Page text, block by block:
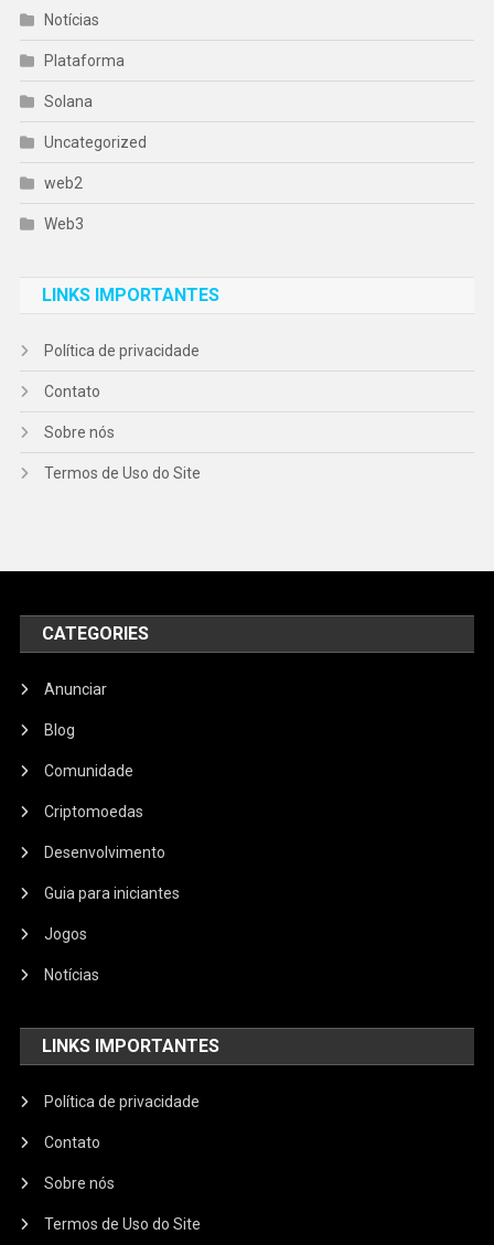
Notícias
Plataforma
Solana
Uncategorized
web2
Web3
LINKS IMPORTANTES
Política de privacidade
Contato
Sobre nós
Termos de Uso do Site
CATEGORIES
Anunciar
Blog
Comunidade
Criptomoedas
Desenvolvimento
Guia para iniciantes
Jogos
Notícias
LINKS IMPORTANTES
Política de privacidade
Contato
Sobre nós
Termos de Uso do Site